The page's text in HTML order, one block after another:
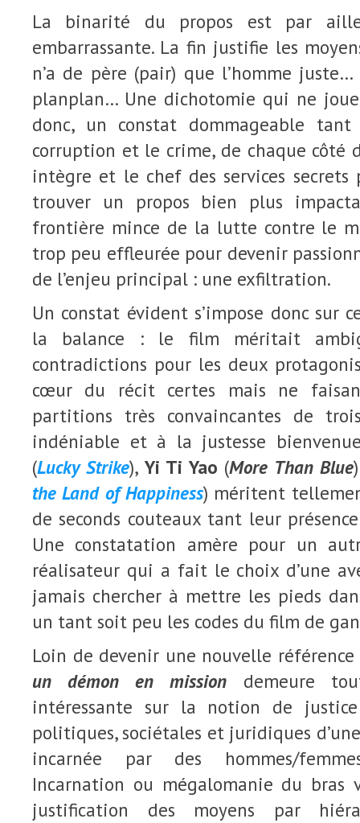
La binarité du propos est par
embarrassante. La fin justifie les
n’a de père (pair) que l’homme
planplan… Une dichotomie qui ne
donc, un constat dommageable
corruption et le crime, de chaque côté
intègre et le chef des services
trouver un propos bien plus
frontière mince de la lutte contre le
trop peu effleurée pour devenir
de l’enjeu principal : une exfiltration.
Un constat évident s’impose donc sur
la balance : le film méritait
contradictions pour les deux
cœur du récit certes mais ne
partitions très convaincantes de
indéniable et à la justesse
(Lucky Strike), Yi Ti Yao (More Than Blue
the Land of Happiness) méritent
de seconds couteaux tant leur
Une constatation amère pour un
réalisateur qui a fait le choix d’une
jamais chercher à mettre les pieds
un tant soit peu les codes du film de
Loin de devenir une nouvelle
un démon en mission demeure
intéressante sur la notion de
politiques, sociétales et juridiques
incarnée par des hommes/
Incarnation ou mégalomanie du bras
justification des moyens par